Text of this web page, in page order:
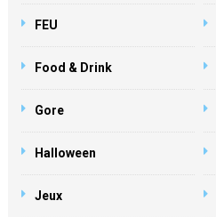
FEU
Food & Drink
Gore
Halloween
Jeux